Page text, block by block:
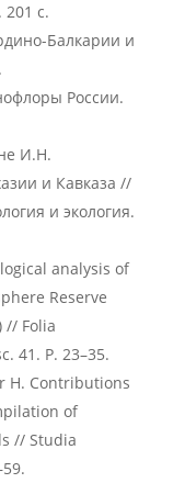
201 с.
Балкарии и
России.
И.Н.
и Кавказа //
и экология.
analysis of
Reserve
// Folia
41. P. 23–35.
H. Contributions
of
// Studia